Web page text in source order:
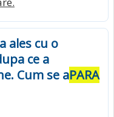
ales cu o
ce a
Cum se aPARA